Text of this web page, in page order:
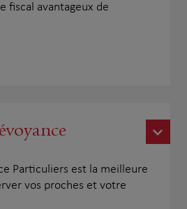
fiscal avantageux de
Particuliers est la meilleure
vos proches et votre